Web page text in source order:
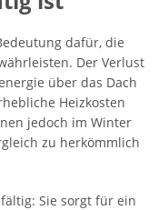
dafür, die
Der Verlust
über das Dach
Heizkosten
jedoch im Winter
zu herkömmlich
Sie sorgt für ein